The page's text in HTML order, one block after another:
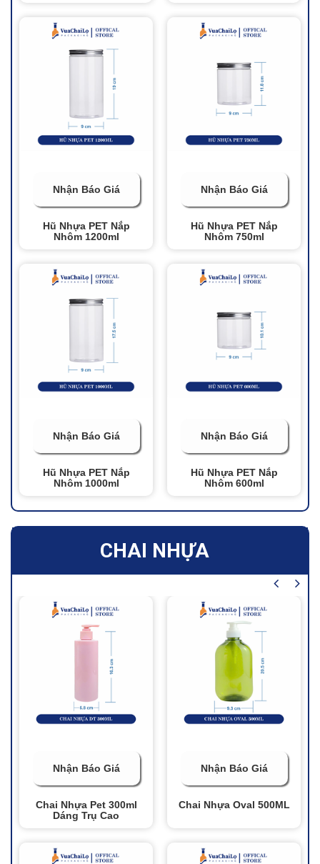
Nhận Báo Giá
Hũ Nhựa PET Nắp
Nhôm 1200ml
Nhận Báo Giá
Hũ Nhựa PET Nắp
Nhôm 1000ml
Nhận Báo Giá
Hũ Nhựa PET Nắp
Nhôm 750ml
Nhận Báo Giá
Hũ Nhựa PET Nắp
Nhôm 600ml
CHAI NHỰA
Nhận Báo Giá
Chai Nhựa Pet 300ml
Dáng Trụ Cao
Nhận Báo Giá
Chai Nhựa Oval 500ML